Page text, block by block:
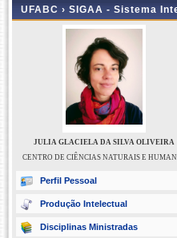
UFABC › SIGAA - Sistema
JULIA GLACIELA DA SILVA OLIVEIRA
CENTRO DE CIÊNCIAS NATURAIS E
Perfil Pessoal
Produção Intelectual
Disciplinas Ministradas